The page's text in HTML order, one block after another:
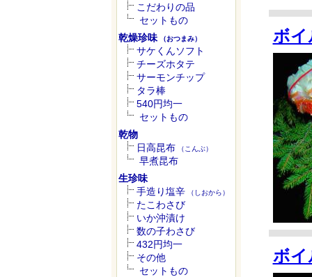
こだわりの品
セットもの
乾燥珍味 （おつまみ）
サケくんソフト
チーズホタテ
サーモンチップ
タラ棒
540円均一
セットもの
乾物
日高昆布 （こんぶ）
早煮昆布
生珍味
手造り塩辛 （しおから）
たこわさび
いか沖漬け
数の子わさび
432円均一
その他
セットもの
ボイ
ボイ